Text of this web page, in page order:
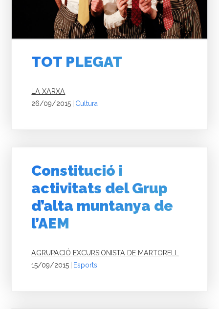
TOT PLEGAT
26/09/2015
LA XARXA
Cultura
Constitució i
activitats del Grup
d’alta muntanya de
l’AEM
15/09/2015
AGRUPACIÓ EXCURSIONISTA DE MARTORELL
Esports